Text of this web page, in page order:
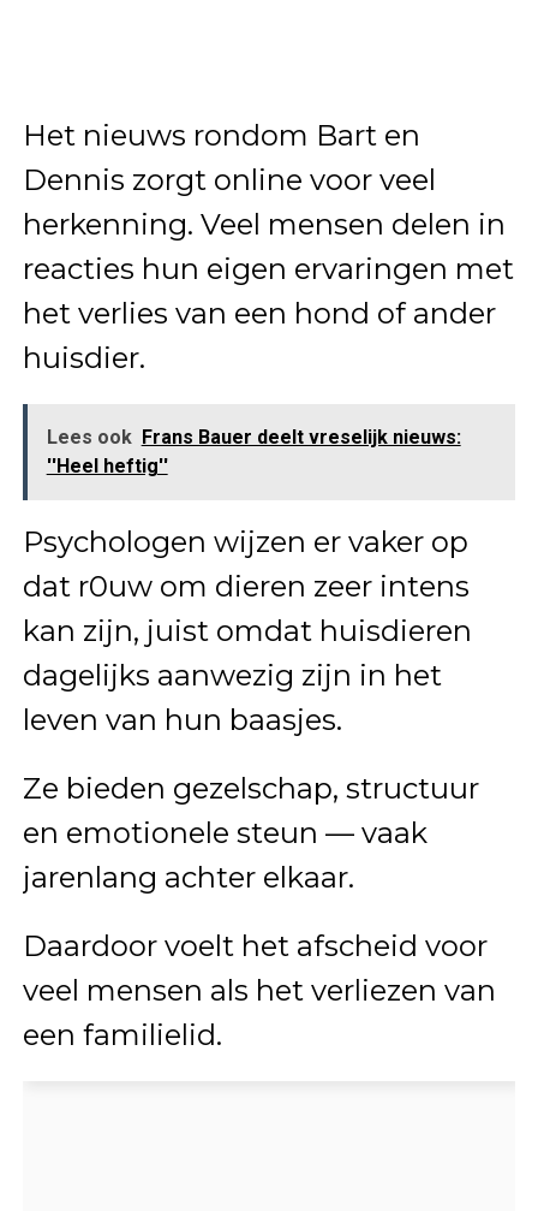
Het nieuws rondom Bart en
Dennis zorgt online voor veel
herkenning. Veel mensen delen in
reacties hun eigen ervaringen met
het verlies van een hond of ander
huisdier.
Lees ook Frans Bauer deelt vreselijk nieuws:
''Heel heftig''
Psychologen wijzen er vaker op
dat r0uw om dieren zeer intens
kan zijn, juist omdat huisdieren
dagelijks aanwezig zijn in het
leven van hun baasjes.
Ze bieden gezelschap, structuur
en emotionele steun — vaak
jarenlang achter elkaar.
Daardoor voelt het afscheid voor
veel mensen als het verliezen van
een familielid.